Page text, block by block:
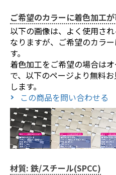
お買い物を続ける
ご希望のカラーに着色加工
以下の画像は、よく使用さ
なりますが、ご希望のカラ
す。
着色加工をご希望の場合は
で、以下のページより無料
します。
この商品を問い合わせる
材質: 鉄/スチール(SPCC)